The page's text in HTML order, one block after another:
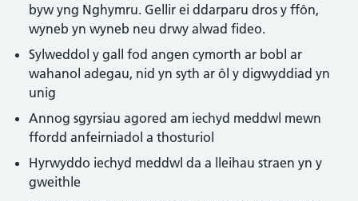
byw yng Nghymru. Gellir ei ddarparu dros y ffôn,
wyneb yn wyneb neu drwy alwad fideo.
Sylweddol y gall fod angen cymorth ar bobl ar
wahanol adegau, nid yn syth ar ôl y digwyddiad yn
unig
Annog sgyrsiau agored am iechyd meddwl mewn
ffordd anfeirniadol a thosturiol
Hyrwyddo iechyd meddwl da a lleihau straen yn y
gweithle